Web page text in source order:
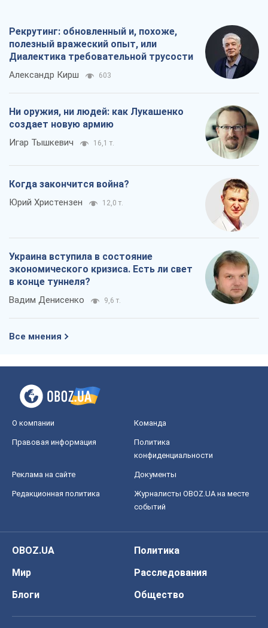
Рекрутинг: обновленный и, похоже,
полезный вражеский опыт, или
Диалектика требовательной трусости
Александр Кирш 603
Ни оружия, ни людей: как Лукашенко
создает новую армию
Игар Тышкевич 16,1 т.
Когда закончится война?
Юрий Христензен 12,0 т.
Украина вступила в состояние
экономического кризиса. Есть ли свет
в конце туннеля?
Вадим Денисенко 9,6 т.
Все мнения
О компании Команда
Правовая информация
Политика
конфиденциальности
Реклама на сайте Документы
Редакционная политика
Журналисты OBOZ.UA на месте
событий
OBOZ.UA
Политика
Мир
Расследования
Блоги
Общество